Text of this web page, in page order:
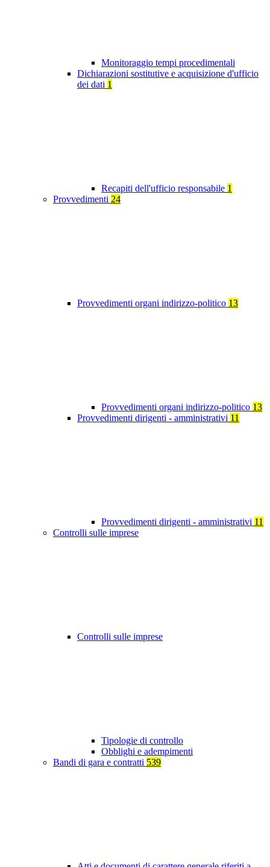
Monitoraggio tempi procedimentali
Dichiarazioni sostitutive e acquisizione d'ufficio
dei dati 1
Recapiti dell'ufficio responsabile 1
Provvedimenti 24
Provvedimenti organi indirizzo-politico 13
Provvedimenti organi indirizzo-politico 13
Provvedimenti dirigenti - amministrativi 11
Provvedimenti dirigenti - amministrativi 11
Controlli sulle imprese
Controlli sulle imprese
Tipologie di controllo
Obblighi e adempimenti
Bandi di gara e contratti 539